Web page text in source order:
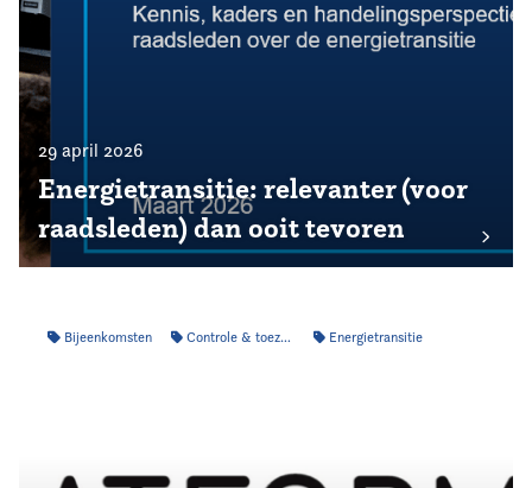
29 april 2026
Energietransitie: relevanter (voor
raadsleden) dan ooit tevoren
Bijeenkomsten Controle & toezicht Energietransitie